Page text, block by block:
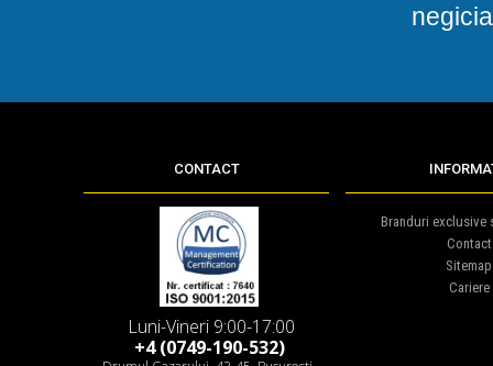
CONTACT
Luni-Vineri 9:00-17:00
+4 (0749-190-532)
Branduri exclusive
Contact
Sitemap
Cariere